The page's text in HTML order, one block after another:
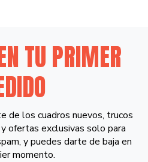
TU PRIMER
de los cuadros nuevos, trucos
ofertas exclusivas solo para
y puedes darte de baja en
momento.